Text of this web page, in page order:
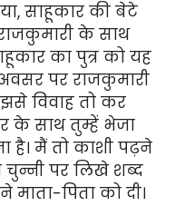
साहूकार की बेटे
के साथ
का पुत्र को यह
पर राजकुमारी
विवाह तो कर
के साथ तुम्हें भेजा
मैं तो काशी पढ़ने
चुन्नी पर लिखे शब्द
पिता को दी।